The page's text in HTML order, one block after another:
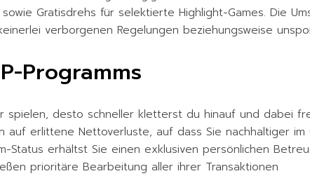
Gratisdrehs für selektierte Highlight-Games. Die
verborgenen Regelungen beziehungsweise
Programms
spielen, desto schneller kletterst du hinauf und dabei
auf erlittene Nettoverluste, auf dass Sie nachhaltiger im
Status erhältst Sie einen exklusiven persönlichen
prioritäre Bearbeitung aller ihrer Transaktionen